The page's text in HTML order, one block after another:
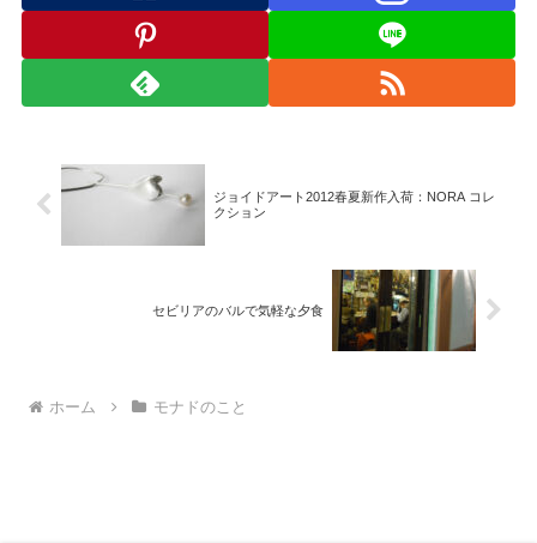
ジョイドアート2012春夏新作入荷：NORA コレ
クション
セビリアのバルで気軽な夕食
ホーム モナドのこと